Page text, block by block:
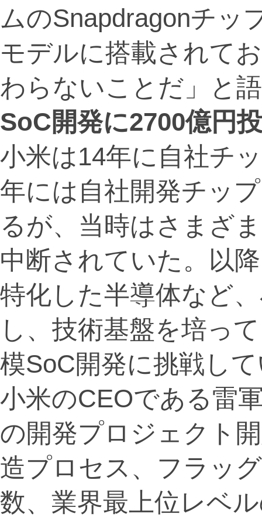
ムのSnapdragonチッ
モデルに搭載されて
わらないことだ」と
SoC開発に2700億円
小米は14年に自社チ
年には自社開発チッ
るが、当時はさまざ
中断されていた。以
特化した半導体など
し、技術基盤を培っ
模SoC開発に挑戦し
小米のCEOである雷
の開発プロジェクト
造プロセス、フラッ
数、業界最上位レベ